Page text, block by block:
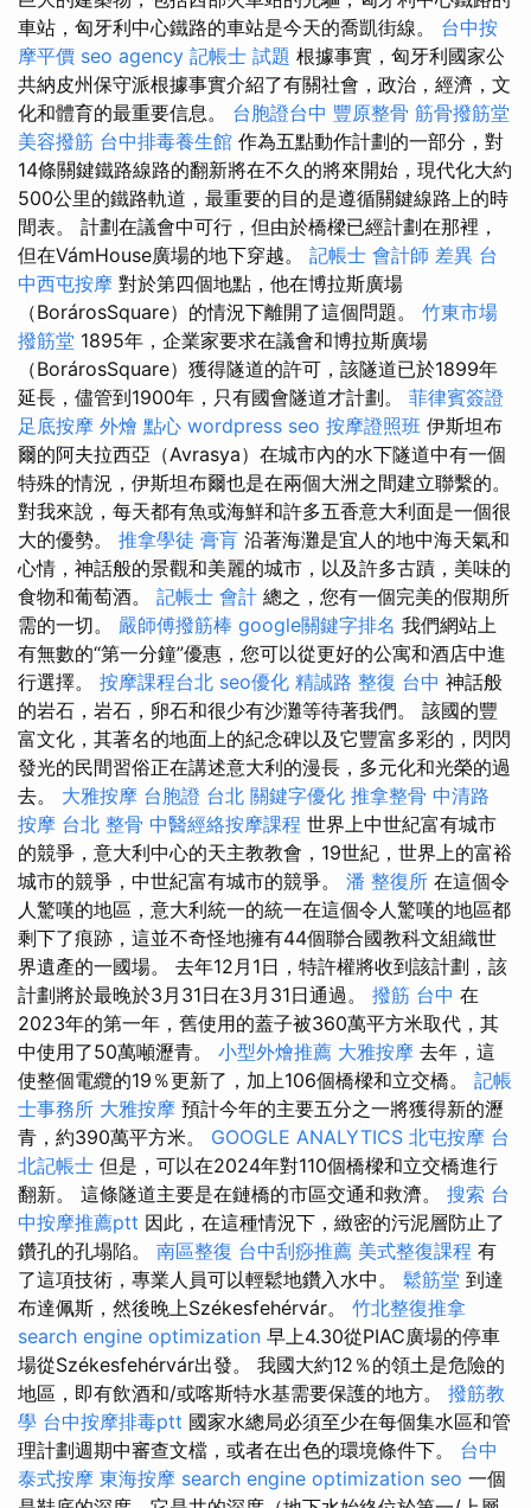
車站，匈牙利中心鐵路的車站是今天的喬凱街線。 台中按
摩平價 seo agency 記帳士 試題 根據事實，匈牙利國家公
共納皮州保守派根據事實介紹了有關社會，政治，經濟，文
化和體育的最重要信息。 台胞證台中 豐原整骨 筋骨撥筋堂
美容撥筋 台中排毒養生館 作為五點動作計劃的一部分，對
14條關鍵鐵路線路的翻新將在不久的將來開始，現代化大約
500公里的鐵路軌道，最重要的目的是遵循關鍵線路上的時
間表。 計劃在議會中可行，但由於橋樑已經計劃在那裡，
但在VámHouse廣場的地下穿越。 記帳士 會計師 差異 台
中西屯按摩 對於第四個地點，他在博拉斯廣場
（BorárosSquare）的情況下離開了這個問題。 竹東市場
撥筋堂 1895年，企業家要求在議會和博拉斯廣場
（BorárosSquare）獲得隧道的許可，該隧道已於1899年
延長，儘管到1900年，只有國會隧道才計劃。 菲律賓簽證
足底按摩 外燴 點心 wordpress seo 按摩證照班 伊斯坦布
爾的阿夫拉西亞（Avrasya）在城市內的水下隧道中有一個
特殊的情況，伊斯坦布爾也是在兩個大洲之間建立聯繫的。
對我來說，每天都有魚或海鮮和許多五香意大利面是一個很
大的優勢。 推拿學徒 膏肓 沿著海灘是宜人的地中海天氣和
心情，神話般的景觀和美麗的城市，以及許多古蹟，美味的
食物和葡萄酒。 記帳士 會計 總之，您有一個完美的假期所
需的一切。 嚴師傅撥筋棒 google關鍵字排名 我們網站上
有無數的“第一分鐘”優惠，您可以從更好的公寓和酒店中進
行選擇。 按摩課程台北 seo優化 精誠路 整復 台中 神話般
的岩石，岩石，卵石和很少有沙灘等待著我們。 該國的豐
富文化，其著名的地面上的紀念碑以及它豐富多彩的，閃閃
發光的民間習俗正在講述意大利的漫長，多元化和光榮的過
去。 大雅按摩 台胞證 台北 關鍵字優化 推拿整骨 中清路
按摩 台北 整骨 中醫經絡按摩課程 世界上中世紀富有城市
的競爭，意大利中心的天主教教會，19世紀，世界上的富裕
城市的競爭，中世紀富有城市的競爭。 潘 整復所 在這個令
人驚嘆的地區，意大利統一的統一在這個令人驚嘆的地區都
剩下了痕跡，這並不奇怪地擁有44個聯合國教科文組織世
界遺產的一國場。 去年12月1日，特許權將收到該計劃，該
計劃將於最晚於3月31日在3月31日通過。 撥筋 台中 在
2023年的第一年，舊使用的蓋子被360萬平方米取代，其
中使用了50萬噸瀝青。 小型外燴推薦 大雅按摩 去年，這
使整個電纜的19％更新了，加上106個橋樑和立交橋。 記帳
士事務所 大雅按摩 預計今年的主要五分之一將獲得新的瀝
青，約390萬平方米。 GOOGLE ANALYTICS 北屯按摩 台
北記帳士 但是，可以在2024年對110個橋樑和立交橋進行
翻新。 這條隧道主要是在鏈橋的市區交通和救濟。 搜索 台
中按摩推薦ptt 因此，在這種情況下，緻密的污泥層防止了
鑽孔的孔塌陷。 南區整復 台中刮痧推薦 美式整復課程 有
了這項技術，專業人員可以輕鬆地鑽入水中。 鬆筋堂 到達
布達佩斯，然後晚上Székesfehérvár。 竹北整復推拿
search engine optimization 早上4.30從PIAC廣場的停車
場從Székesfehérvár出發。 我國大約12％的領土是危險的
地區，即有飲酒和/或喀斯特水基需要保護的地方。 撥筋教
學 台中按摩排毒ptt 國家水總局必須至少在每個集水區和管
理計劃週期中審查文檔，或者在出色的環境條件下。 台中
泰式按摩 東海按摩 search engine optimization seo 一個